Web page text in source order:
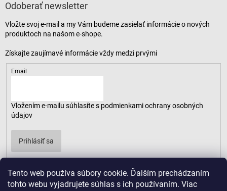
Tento web používa súbory cookie. Ďalším prechádzaním
tohto webu vyjadrujete súhlas s ich používaním. Viac
Odoberať newsletter
Vložte svoj e-mail a my Vám budeme zasielať informácie o nových
produktoch na našom e-shope.
Email
Vložením e-mailu súhlasíte s podmienkami ochrany osobných
údajov
Prihlásiť sa